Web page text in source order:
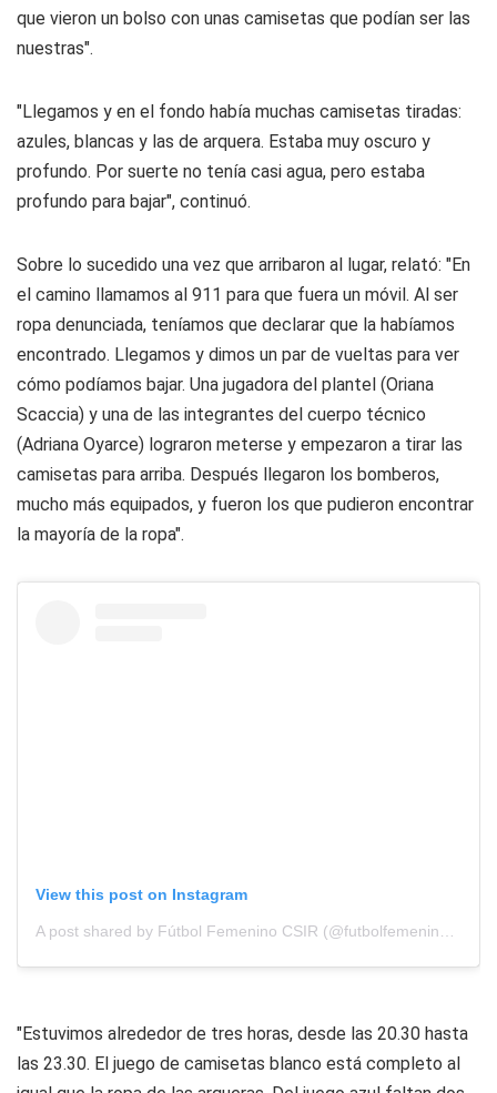
que vieron un bolso con unas camisetas que podían ser las
nuestras".
"Llegamos y en el fondo había muchas camisetas tiradas:
azules, blancas y las de arquera. Estaba muy oscuro y
profundo. Por suerte no tenía casi agua, pero estaba
profundo para bajar", continuó.
Sobre lo sucedido una vez que arribaron al lugar, relató: "En
el camino llamamos al 911 para que fuera un móvil. Al ser
ropa denunciada, teníamos que declarar que la habíamos
encontrado. Llegamos y dimos un par de vueltas para ver
cómo podíamos bajar. Una jugadora del plantel (Oriana
Scaccia) y una de las integrantes del cuerpo técnico
(Adriana Oyarce) lograron meterse y empezaron a tirar las
camisetas para arriba. Después llegaron los bomberos,
mucho más equipados, y fueron los que pudieron encontrar
la mayoría de la ropa".
View this post on Instagram
"Estuvimos alrededor de tres horas, desde las 20.30 hasta
las 23.30. El juego de camisetas blanco está completo al